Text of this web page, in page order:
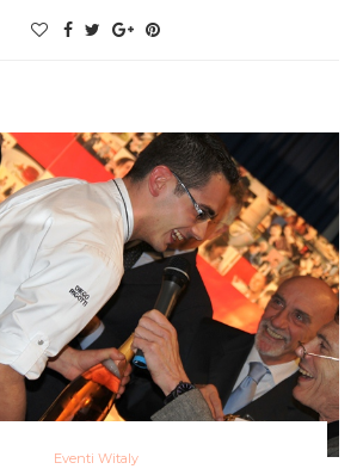
Eventi Witaly